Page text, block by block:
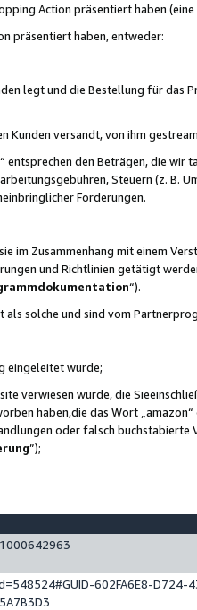
Action präsentiert haben (eine „
präsentiert haben, entweder:
legt und die Bestellung für das
versandt, von ihm
“ entsprechen den Beträgen, die wir
Steuern (z. B.
Forderungen.
im Zusammenhang mit einem
und Richtlinien getätigt
“).
solche und sind vom
eingeleitet wurde;
verwiesen wurde, die
haben,die das Wort
oder falsch buchstabierte
”);
602FA6E8-D724-